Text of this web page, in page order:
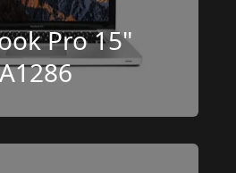
Pro 15"
A1286